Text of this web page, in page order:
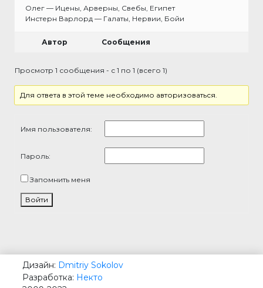
Олег — Ицены, Арверны, Свебы, Египет
Инстерн Варлорд — Галаты, Нервии, Бойи
Автор Сообщения
Просмотр 1 сообщения - с 1 по 1 (всего 1)
Для ответа в этой теме необходимо авторизоваться.
Имя пользователя:
Пароль:
Запомнить меня
Войти
Дизайн: Dmitriy Sokolov
Разработка: Некто